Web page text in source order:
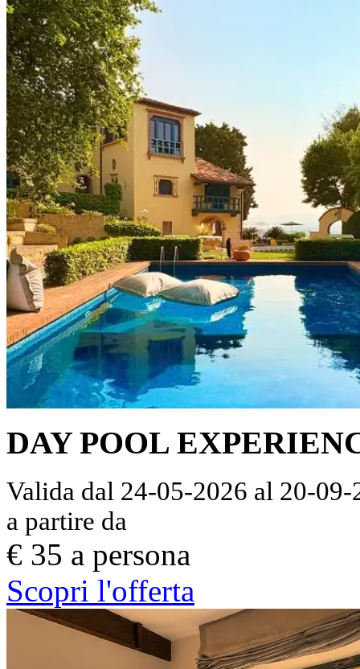
DAY POOL
Valida dal 24-05-2026 al 20-09-
a partire da
€ 35 a persona
Scopri l'offerta